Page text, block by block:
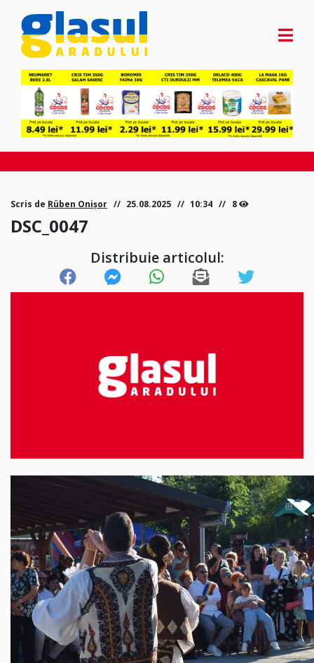
Scris de Rüben Onișor 25.08.2025 10:34 8
DSC_0047
Distribuie articolul: